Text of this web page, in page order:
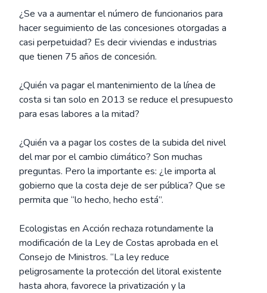
¿Se va a aumentar el número de funcionarios para
hacer seguimiento de las concesiones otorgadas a
casi perpetuidad? Es decir viviendas e industrias
que tienen 75 años de concesión.
¿Quién va pagar el mantenimiento de la línea de
costa si tan solo en 2013 se reduce el presupuesto
para esas labores a la mitad?
¿Quién va a pagar los costes de la subida del nivel
del mar por el cambio climático? Son muchas
preguntas. Pero la importante es: ¿le importa al
gobierno que la costa deje de ser pública? Que se
permita que “lo hecho, hecho está”.
Ecologistas en Acción rechaza rotundamente la
modificación de la Ley de Costas aprobada en el
Consejo de Ministros. “La ley reduce
peligrosamente la protección del litoral existente
hasta ahora, favorece la privatización y la